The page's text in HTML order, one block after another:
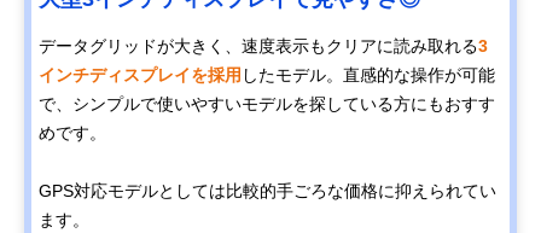
データグリッドが大きく、速度表示もクリアに読み取れる3
インチディスプレイを採用 したモデル。直感的な操作が可能
で、シンプルで使いやすいモデルを探している方にもおすす
めです。
GPS対応モデルとしては比較的手ごろな価格に抑えられてい
ます。